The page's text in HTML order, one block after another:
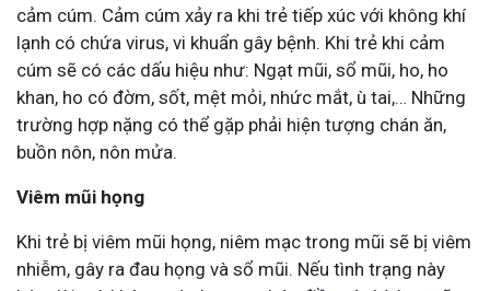
cảm cúm. Cảm cúm xảy ra khi trẻ tiếp xúc với không khí
lạnh có chứa virus, vi khuẩn gây bệnh. Khi trẻ khi cảm
cúm sẽ có các dấu hiệu như: Ngạt mũi, sổ mũi, ho, ho
khan, ho có đờm, sốt, mệt mỏi, nhức mắt, ù tai,… Những
trường hợp nặng có thể gặp phải hiện tượng chán ăn,
buồn nôn, nôn mửa.
Viêm mũi họng
Khi trẻ bị viêm mũi họng, niêm mạc trong mũi sẽ bị viêm
nhiễm, gây ra đau họng và sổ mũi. Nếu tình trạng này